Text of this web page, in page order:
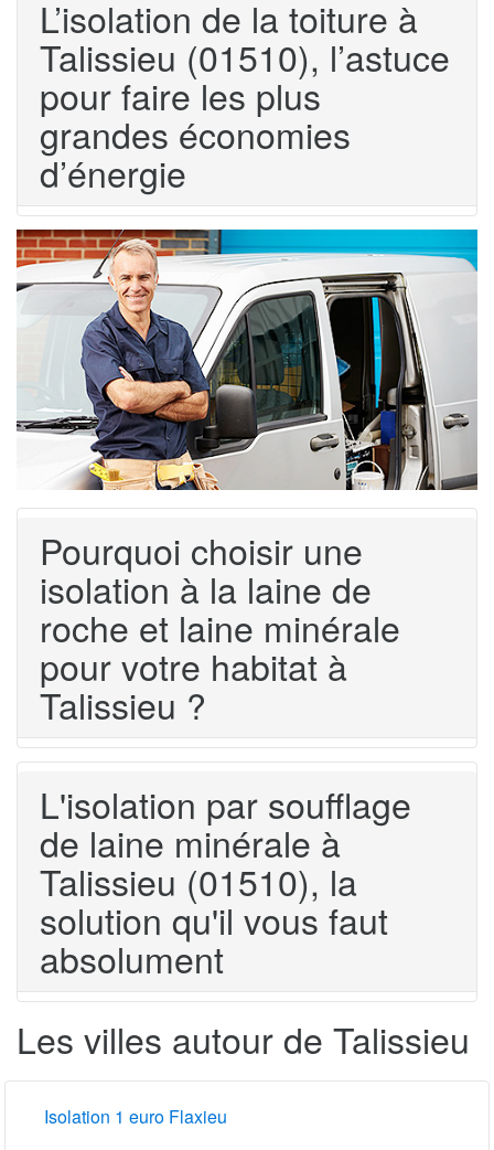
L’isolation de la toiture à
Talissieu (01510), l’astuce
pour faire les plus
grandes économies
d’énergie
Pourquoi choisir une
isolation à la laine de
roche et laine minérale
pour votre habitat à
Talissieu ?
L'isolation par soufflage
de laine minérale à
Talissieu (01510), la
solution qu'il vous faut
absolument
Les villes autour de Talissieu
Isolation 1 euro Flaxieu